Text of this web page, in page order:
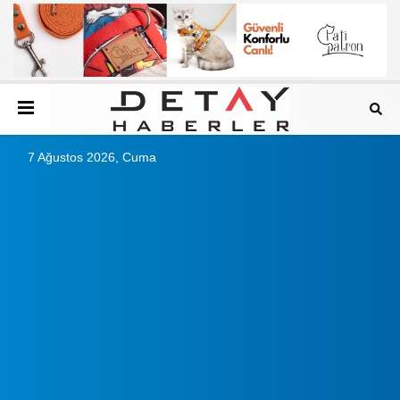
7 Ağustos 2026, Cuma